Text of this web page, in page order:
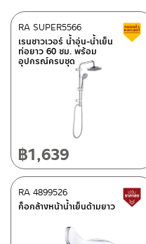
ศูนย์บริการและอะไหล่ กรุงเทพฯ
662/61-62 ถนน พระราม3 แขว
โทร: 02-358-0080 / 080-
ศูนย์บริการและอะไหล่
118/33 โครงการอรสิริน ม.8 ต
50220
โทร: 080-075-2626
–ซื้อสินค้าชิ้นนี้บน Shopee>>
–ซื้อสินค้าชิ้นนี้บน Lazada>>
ติดต่อพนักงานขาย / Contact
โทร: 02-285-5795
@charnpaiboon.sales
ติดต่อ ชาญไพบูลย์ / Contact
เรนชาวเวอร์ น้ำอุ่น-น้ำเย็น
ท่อยาว 60 ซม. พร้อม
อุปกรณ์ครบชุด
RA SUPER5566
฿1,639
ก็อกล้างหน้าน้ำเย็นด้ามยาว
RA 4899526